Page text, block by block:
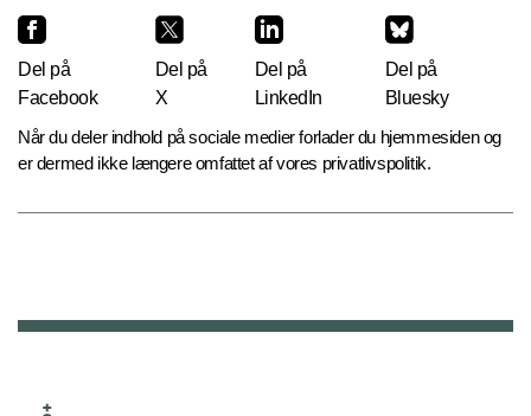
Del på
Facebook
Del på
X
Del på
LinkedIn
Del på
Bluesky
Når du deler indhold på sociale medier forlader du hjemmesiden og
er dermed ikke længere omfattet af vores privatlivspolitik.